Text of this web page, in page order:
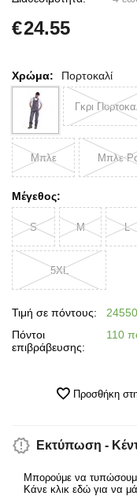
€24.55
Χρώμα: Πορτοκαλί
Γκρι
Μπλε Μπλε
Μέγεθος:
S M L
5XL
Τιμή σε πόντους:
Πόντοι
επιβράβευσης:
110
Προσθήκη
Εκτύπωση -
Μπορούμε να
Κάνε κλικ εδώ για να